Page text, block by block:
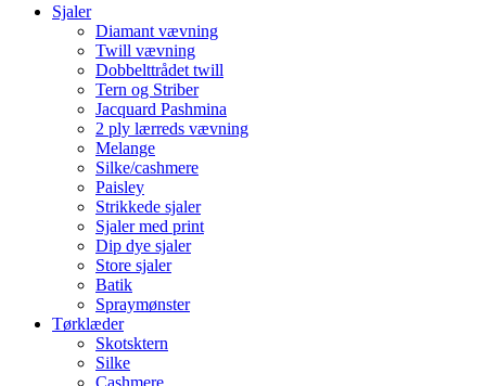
Sjaler
Diamant vævning
Twill vævning
Dobbelttrådet twill
Tern og Striber
Jacquard Pashmina
2 ply lærreds vævning
Melange
Silke/cashmere
Paisley
Strikkede sjaler
Sjaler med print
Dip dye sjaler
Store sjaler
Batik
Spraymønster
Tørklæder
Skotsktern
Silke
Cashmere